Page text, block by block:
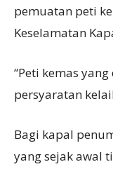
pemuatan peti
Keselamatan
“Peti kemas
persyaratan
Bagi kapal
yang sejak awal